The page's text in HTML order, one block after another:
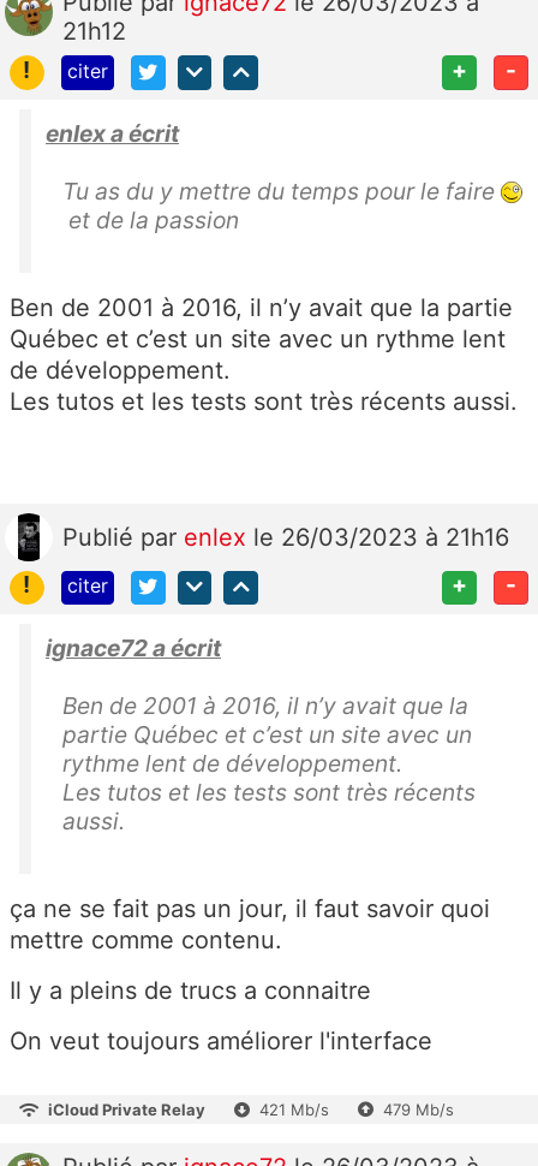
21h12
!
citer + -
enlex a écrit
Tu as du y mettre du temps pour le faire
et de la passion
Ben de 2001 à 2016, il n’y avait que la partie
Québec et c’est un site avec un rythme lent
de développement.
Les tutos et les tests sont très récents aussi.
Publié par enlex le 26/03/2023 à 21h16
!
citer + -
ignace72 a écrit
Ben de 2001 à 2016, il n’y avait que la
partie Québec et c’est un site avec un
rythme lent de développement.
Les tutos et les tests sont très récents
aussi.
ça ne se fait pas un jour, il faut savoir quoi
mettre comme contenu.
Il y a pleins de trucs a connaitre
On veut toujours améliorer l'interface
iCloud Private Relay 421 Mb/s 479 Mb/s